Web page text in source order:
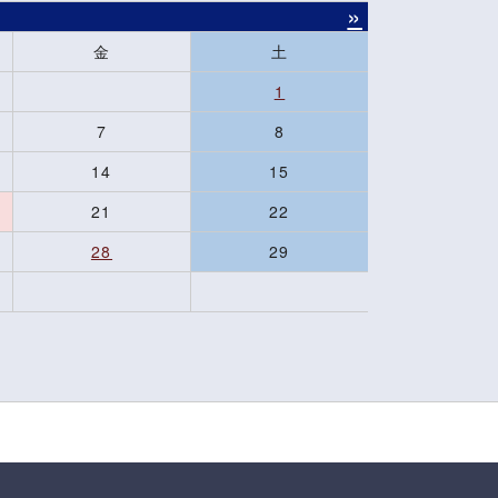
»
金
土
1
7
8
14
15
21
22
28
29